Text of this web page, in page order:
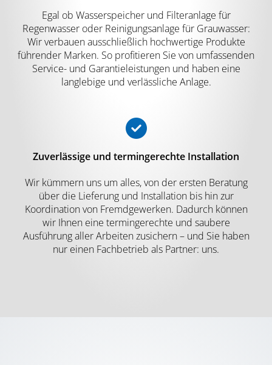
Egal ob Wasserspeicher und Filteranlage für
Regenwasser oder Reinigungsanlage für Grauwasser:
Wir verbauen ausschließlich hochwertige Produkte
führender Marken. So profitieren Sie von umfassenden
Service- und Garantieleistungen und haben eine
langlebige und verlässliche Anlage.
Zuverlässige und termingerechte Installation
Wir kümmern uns um alles, von der ersten Beratung
über die Lieferung und Installation bis hin zur
Koordination von Fremdgewerken. Dadurch können
wir Ihnen eine termingerechte und saubere
Ausführung aller Arbeiten zusichern – und Sie haben
nur einen Fachbetrieb als Partner: uns.